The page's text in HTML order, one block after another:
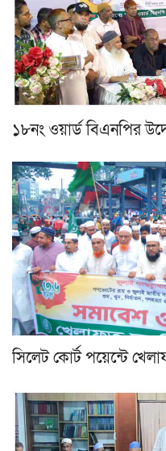
১৮নং ওয়ার্ড বিএনপির
সিলেট কোর্ট পয়েন্টে